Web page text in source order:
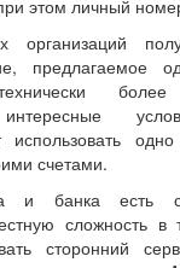
этом личный
организаций
предлагаемое
использовать
счетами.
и банка есть
сложность в
сторонний